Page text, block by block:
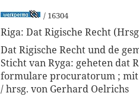
/ 16304
Riga: Dat Rigische Recht
Dat Rigische Recht und de
Sticht van Ryga: geheten dat
formulare procuratorum ; mit
/ hrsg. von Gerhard Oelrichs